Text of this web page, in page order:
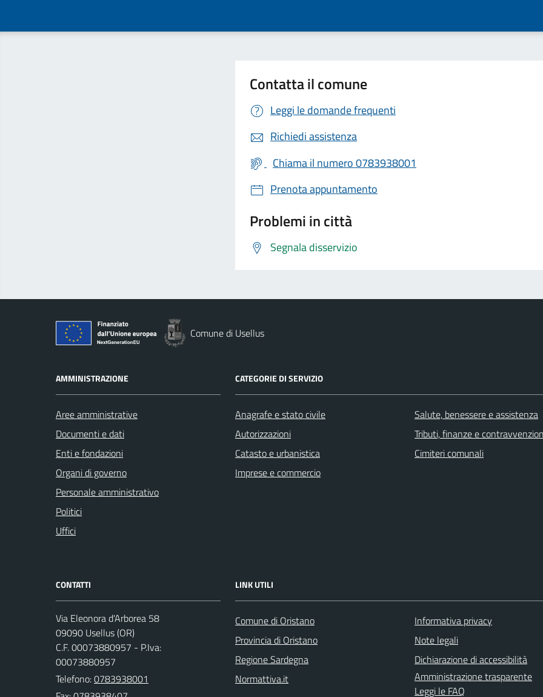
Contatta il comune
Leggi le domande frequenti
Richiedi assistenza
Chiama il numero 0783938001
Prenota appuntamento
Problemi in città
Segnala disservizio
Comune di Usellus
AMMINISTRAZIONE
Aree amministrative
Documenti e dati
Enti e fondazioni
Organi di governo
Personale amministrativo
Politici
Uffici
CATEGORIE DI SERVIZIO
Anagrafe e stato civile
Autorizzazioni
Catasto e urbanistica
Imprese e commercio
Salute, benessere e assistenza
Tributi, finanze e
Cimiteri comunali
CONTATTI
Via Eleonora d'Arborea 58
09090 Usellus (OR)
C.F. 00073880957 - P.Iva:
00073880957
Telefono:0783938001
LINK UTILI
Comune di Oristano
Provincia di Oristano
Regione Sardegna
Normattiva.it
Informativa privacy
Note legali
Dichiarazione di accessibilità
Amministrazione trasparente
Leggi le FAQ